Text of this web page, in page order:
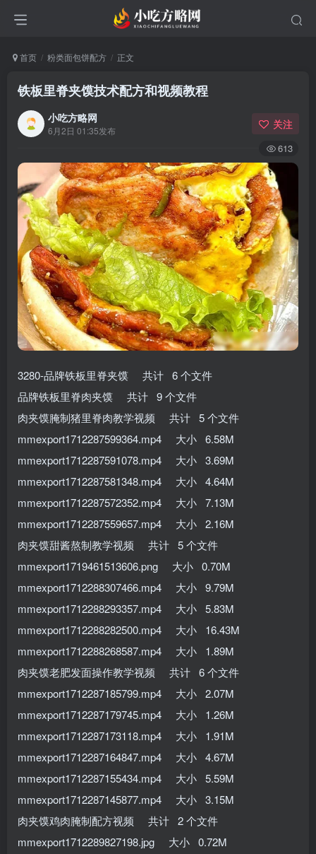
首页 粉类面包饼配方 正文
铁板里脊夹馍技术配方和视频教程
小吃方略网
6月2日 01:35发布 关注
613
3280-品牌铁板里脊夹馍 共计 6 个文件
品牌铁板里脊肉夹馍 共计 9 个文件
肉夹馍腌制猪里脊肉教学视频 共计 5 个文件
mmexport1712287599364.mp4 大小 6.58M
mmexport1712287591078.mp4 大小 3.69M
mmexport1712287581348.mp4 大小 4.64M
mmexport1712287572352.mp4 大小 7.13M
mmexport1712287559657.mp4 大小 2.16M
肉夹馍甜酱熬制教学视频 共计 5 个文件
mmexport1719461513606.png 大小 0.70M
mmexport1712288307466.mp4 大小 9.79M
mmexport1712288293357.mp4 大小 5.83M
mmexport1712288282500.mp4 大小 16.43M
mmexport1712288268587.mp4 大小 1.89M
肉夹馍老肥发面操作教学视频 共计 6 个文件
mmexport1712287185799.mp4 大小 2.07M
mmexport1712287179745.mp4 大小 1.26M
mmexport1712287173118.mp4 大小 1.91M
mmexport1712287164847.mp4 大小 4.67M
mmexport1712287155434.mp4 大小 5.59M
mmexport1712287145877.mp4 大小 3.15M
肉夹馍鸡肉腌制配方视频 共计 2 个文件
mmexport1712289827198.jpg 大小 0.72M